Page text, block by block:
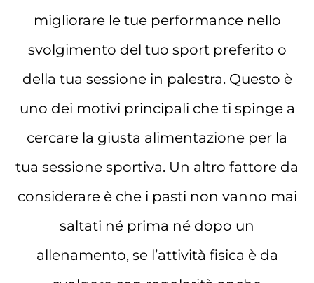
migliorare le tue performance nello
svolgimento del tuo sport preferito o
della tua sessione in palestra. Questo è
uno dei motivi principali che ti spinge a
cercare la giusta alimentazione per la
tua sessione sportiva. Un altro fattore da
considerare è che i pasti non vanno mai
saltati né prima né dopo un
allenamento, se l’attività fisica è da